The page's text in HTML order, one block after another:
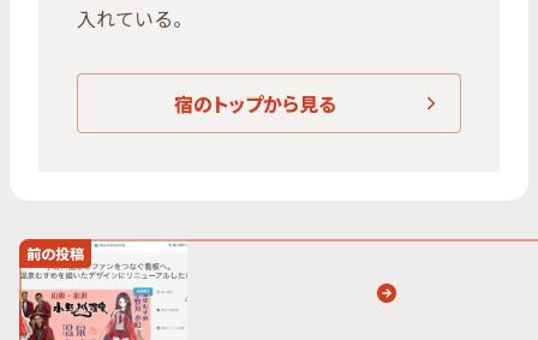
入れている。
宿のトップから見る
前の投稿